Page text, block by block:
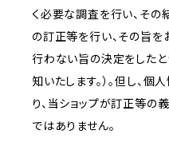
く必要な調査を行い、その
の訂正等を行い、その旨を
行わない旨の決定をした
知いたします。）。但し、
り、当ショップが訂正等の
ではありません。